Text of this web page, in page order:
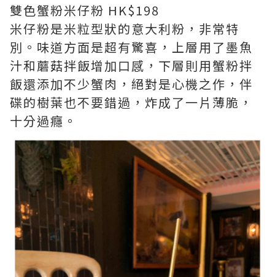
雙色蟹粉米仔粉 HK$198
米仔粉是米粒型狀的意大利粉，非常特
別。味道方面是超有驚喜，上層用了墨魚
汁和蘑菇拌飯增加口感，下層則用蟹粉拌
飯還添加不少蟹肉，絕對是心機之作，伴
碟的樹葉也不要錯過，炸成了一片薄脆，
十分過癮。